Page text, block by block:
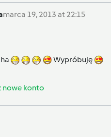
marca 19, 2013 at 22:15
Wypróbuję
nowe konto